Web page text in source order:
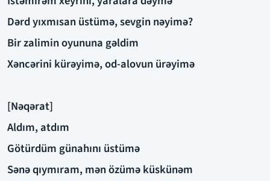
Dərd yıxmısan üstümə, sevgin nəyimə?
Bir zalimin oyununa gəldim
Xəncərini kürəyimə, od-alovun ürəyimə
[Nəqərat]
Aldım, atdım
Götürdüm günahını üstümə
Sənə qıymıram, mən özümə küskünəm